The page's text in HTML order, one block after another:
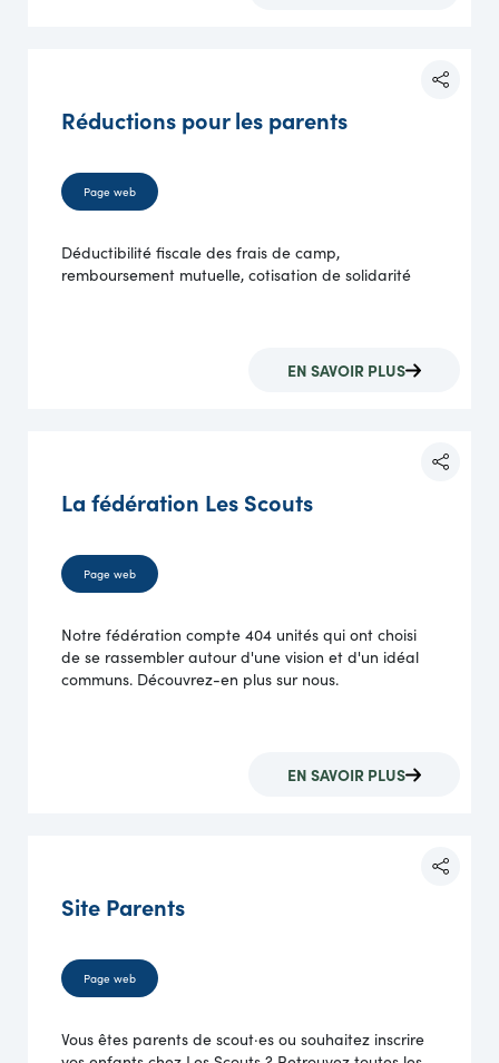
Réductions pour les parents
Page web
Déductibilité fiscale des frais de camp,
remboursement mutuelle, cotisation de solidarité
EN SAVOIR PLUS
La fédération Les Scouts
Page web
Notre fédération compte 404 unités qui ont choisi
de se rassembler autour d'une vision et d'un idéal
communs. Découvrez-en plus sur nous.
EN SAVOIR PLUS
Site Parents
Page web
Vous êtes parents de scout·es ou souhaitez inscrire